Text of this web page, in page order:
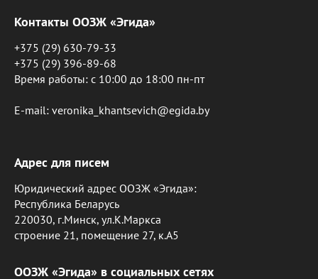
Контакты ООЗЖ «Эгида»
+375 (29) 630-79-33
+375 (29) 396-89-68
Время работы: c 10:00 до 18:00 пн-пт
E-mail: veronika_khantsevich@egida.by
Адрес для писем
Юридический адрес ООЗЖ «Эгида»:
Республика Беларусь
220030, г.Минск, ул.К.Маркса
строение 21, помещение 27, к.А5
ООЗЖ «Эгида» в социальных сетях